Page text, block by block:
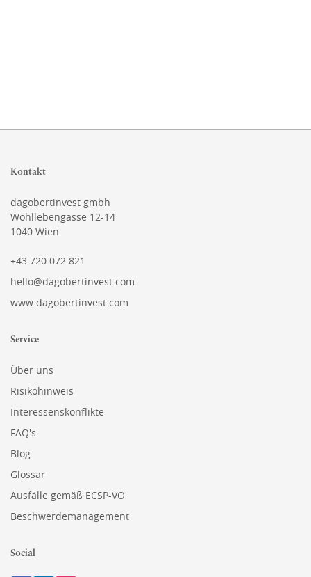
Kontakt
dagobertinvest gmbh
Wohllebengasse 12-14
1040 Wien
+43 720 072 821
hello@dagobertinvest.com
www.dagobertinvest.com
Service
Über uns
Risikohinweis
Interessenskonflikte
FAQ's
Blog
Glossar
Ausfälle gemäß ECSP-VO
Beschwerdemanagement
Social